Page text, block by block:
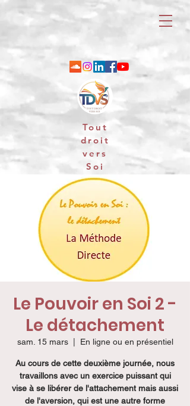
06 88 25 79 74 / email : contact
Tout
droit
vers
Soi
Le Pouvoir en Soi 2 -
Le détachement
sam. 15 mars
  |
En ligne ou en présentiel
Au cours de cette deuxième journée, nous
travaillons avec un exercice puissant qui
vise à se libérer de l'attachement mais aussi
de l'aversion, qui est une autre forme